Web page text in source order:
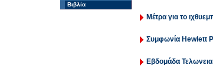
Βιβλία
Μέτρα για το
Συμφωνία Hewlett
Εβδομάδα